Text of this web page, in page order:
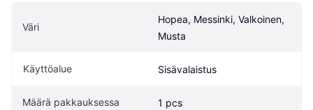
Väri
Hopea, Messinki, Valkoinen,
Musta
Käyttöalue Sisävalaistus
Määrä pakkauksessa 1 pcs